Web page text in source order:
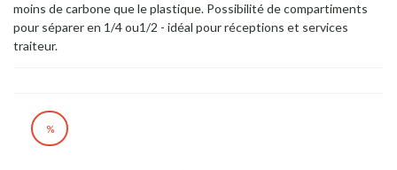
moins de carbone que le plastique. Possibilité de compartiments
pour séparer en 1/4 ou1/2 - idéal pour réceptions et services
traiteur.
%